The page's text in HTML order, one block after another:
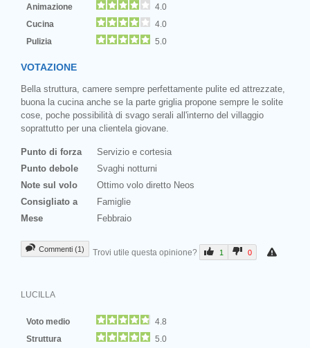
Animazione
4.0
Cucina
4.0
Pulizia
5.0
VOTAZIONE
Bella struttura, camere sempre perfettamente pulite ed attrezzate,
buona la cucina anche se la parte griglia propone sempre le solite
cose, poche possibilità di svago serali all'interno del villaggio
soprattutto per una clientela giovane.
Punto di forza
Servizio e cortesia
Punto debole
Svaghi notturni
Note sul volo
Ottimo volo diretto Neos
Consigliato a
Famiglie
Mese
Febbraio
Commenti (1) Trovi utile questa opinione? 1 0
LUCILLA
Voto medio
4.8
Struttura
5.0